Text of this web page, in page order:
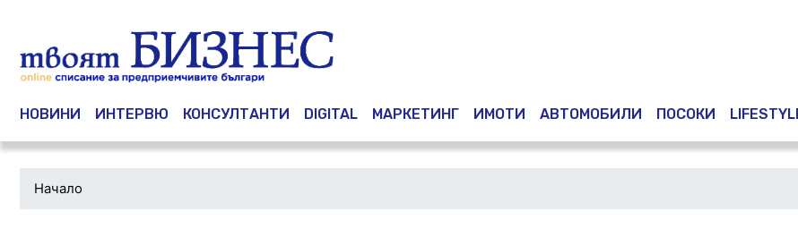
Main navigation
НОВИНИ ИНТЕРВЮ КОНСУЛТАНТИ DIGITAL МАРКЕТИНГ ИМОТИ АВТОМОБИЛИ ПОСОКИ
Начало